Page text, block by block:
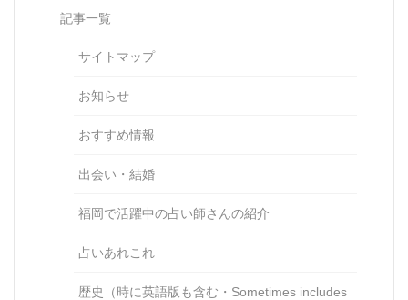
記事一覧
サイトマップ
お知らせ
おすすめ情報
出会い・結婚
福岡で活躍中の占い師さんの紹介
占いあれこれ
歴史（時に英語版も含む・Sometimes includes